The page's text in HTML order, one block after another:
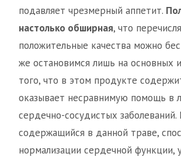
подавляет чрезмерный аппетит.
настолько обширная, что
положительные качества можно
же остановимся лишь на основных
того, что в этом продукте
оказывает несравнимую помощь в
сердечно-сосудистых заболеваний.
содержащийся в данной траве,
нормализации сердечной функции,